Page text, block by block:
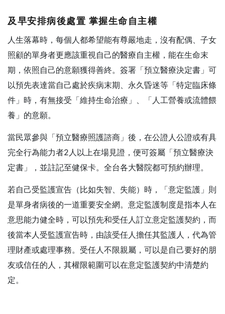
及早安排病後處置 掌握生命自主權
人生落幕時，每個人都希望能有尊嚴地走，沒有配偶、子女
照顧的單身者更應該重視自己的醫療自主權，能在生命末
期，依照自己的意願獲得善終。簽署「預立醫療決定書」可
以預先表達當自己處於疾病末期、永久昏迷等「特定臨床條
件」時，有無接受「維持生命治療」、「人工營養或流體餵
養」的意願。
當民眾參與「預立醫療照護諮商」後，在公證人公證或有具
完全行為能力者2人以上在場見證，便可簽屬「預立醫療決
定書」，並註記至健保卡。全台各大醫院都可預約辦理。
若自己受監護宣告（比如失智、失能）時，「意定監護」則
是單身者病後的一道重要安全網。意定監護制度是指本人在
意思能力健全時，可以預先和受任人訂立意定監護契約，而
後當本人受監護宣告時，由該受任人擔任其監護人，代為管
理財產或處理事務。受任人不限親屬，可以是自己要好的朋
友或信任的人，其權限範圍可以在意定監護契約中清楚約
定。